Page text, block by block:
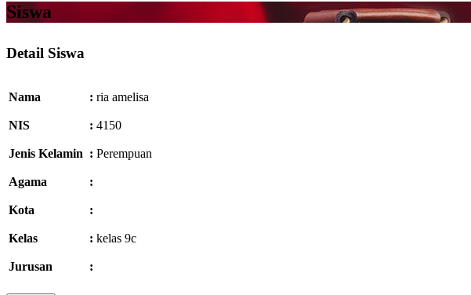
Siswa
Detail Siswa
Nama : ria amelisa
NIS : 4150
Jenis Kelamin : Perempuan
Agama :
Kota :
Kelas : kelas 9c
Jurusan :